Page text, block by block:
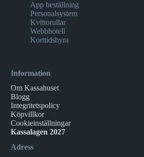
App beställning
Personalsystem
Kvittorullar
Webbhotell
Korttidshyra
Information
Om Kassahuset
Blogg
Integritetspolicy
Köpvillkor
Cookieinställningar
Kassalagen 2027
Adress